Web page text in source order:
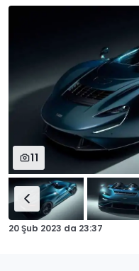
11
20 Şub 2023 da 23:37